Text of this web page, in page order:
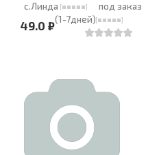
с.Линда
под заказ
(1-7дней)
49.0 ₽